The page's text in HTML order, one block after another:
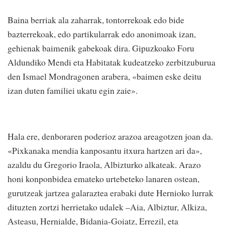
Baina berriak ala zaharrak, tontorrekoak edo bide
bazterrekoak, edo partikularrak edo anonimoak izan,
gehienak baimenik gabekoak dira. Gipuzkoako Foru
Aldundiko Mendi eta Habitatak kudeatzeko zerbitzuburua
den Ismael Mondragonen arabera, «baimen eske deitu
izan duten familiei ukatu egin zaie».
Hala ere, denboraren poderioz arazoa areagotzen joan da.
«Pixkanaka mendia kanposantu itxura hartzen ari da»,
azaldu du Gregorio Iraola, Albizturko alkateak. Arazo
honi konponbidea emateko urtebeteko lanaren ostean,
gurutzeak jartzea galaraztea erabaki dute Hernioko lurrak
dituzten zortzi herrietako udalek –Aia, Albiztur, Alkiza,
Asteasu, Hernialde, Bidania-Goiatz, Errezil, eta